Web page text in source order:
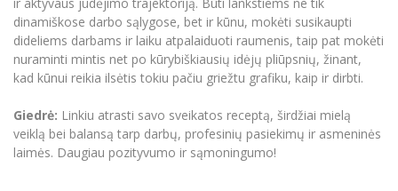
dinamiškose darbo sąlygose, bet ir kūnu, mokėti susikaupti
dideliems darbams ir laiku atpalaiduoti raumenis, taip pat mokėti
nuraminti mintis net po kūrybiškiausių idėjų pliūpsnių, žinant,
kad kūnui reikia ilsėtis tokiu pačiu griežtu grafiku, kaip ir dirbti.
Giedrė: Linkiu atrasti savo sveikatos receptą, širdžiai mielą
veiklą bei balansą tarp darbų, profesinių pasiekimų ir asmeninės
laimės. Daugiau pozityvumo ir sąmoningumo!